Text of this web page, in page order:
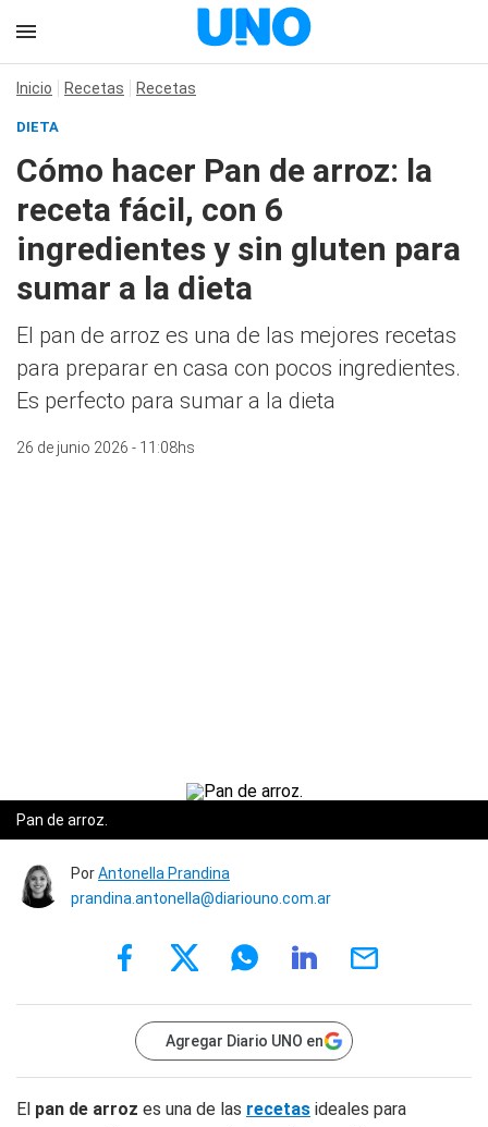
Inicio Recetas Recetas
DIETA
Cómo hacer Pan de arroz: la
receta fácil, con 6
ingredientes y sin gluten para
sumar a la dieta
El pan de arroz es una de las mejores recetas
para preparar en casa con pocos ingredientes.
Es perfecto para sumar a la dieta
26 de junio 2026 - 11:08hs
Pan de arroz.
PorAntonella Prandina
prandina.antonella@diariouno.com.ar
Agregar Diario UNO en
El pan de arroz es una de las recetas ideales para